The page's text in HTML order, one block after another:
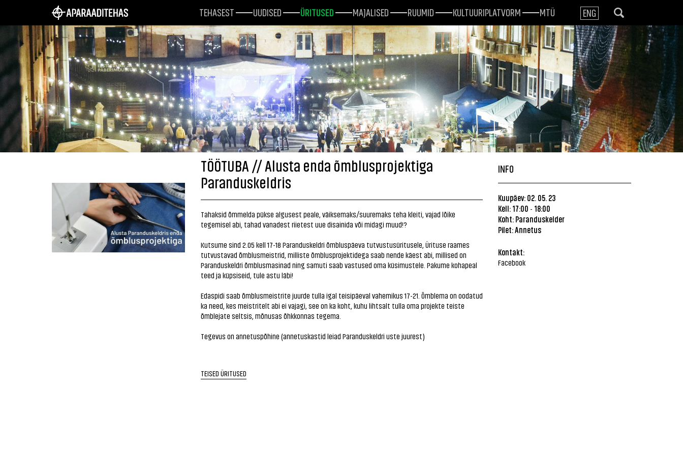
TEHASEST UUDISED ÜRITUSED MAJALISED RUUMID KULTUURIPLATVORM MTÜ ENG
TÖÖTUBA // Alusta enda õmblusprojektiga
Paranduskeldris
Tahaksid õmmelda pükse algusest peale, väiksemaks/suuremaks teha kleiti, vajad lõike
tegemisel abi, tahad vanadest riietest uue disainida või midagi muud!?
Kutsume sind 2.05 kell 17-18 Paranduskeldri õmbluspäeva tutvustusüritusele, Ürituse raames
tutvustavad õmblusmeistrid, milliste õmblusprojektidega saab nende käest abi, millised on
Paranduskeldri õmblusmasinad ning samuti saab vastused oma küsimustele. Pakume kohapeal
teed ja küpsiseid, tule astu läbi!
Edaspidi saab õmblusmeistrite juurde tulla igal teisipäeval vahemikus 17-21. Õmblema on oodatud
ka need, kes meistritelt abi ei vajagi, see on ka koht, kuhu lihtsalt tulla oma projekte teiste
õmblejate seltsis, mõnusas õhkkonnas tegema.
Tegevus on annetuspõhine (annetuskastid leiad Paranduskeldri uste juurest)
TEISED ÜRITUSED
INFO
Kuupäev: 02. 05. 23
Kell: 17:00 - 18:00
Koht: Paranduskelder
Pilet: Annetus
Kontakt:
Facebook